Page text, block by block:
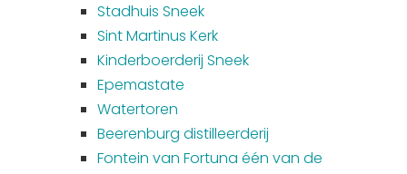
Stadhuis Sneek
Sint Martinus Kerk
Kinderboerderij Sneek
Epemastate
Watertoren
Beerenburg distilleerderij
Fontein van Fortuna één van de